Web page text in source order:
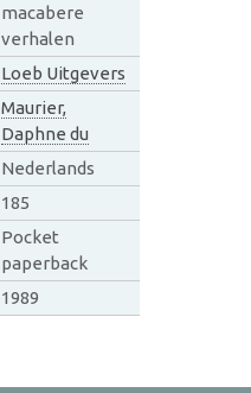
macabere
verhalen
Loeb Uitgevers
Maurier,
Daphne du
Nederlands
185
Pocket
paperback
1989